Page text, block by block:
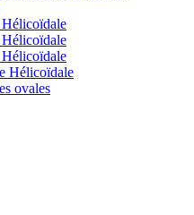
Ηélicoïdale
ovales